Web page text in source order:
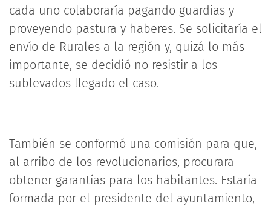
cada uno colaboraría pagando guardias y
proveyendo pastura y haberes. Se solicitaría el
envío de Rurales a la región y, quizá lo más
importante, se decidió no resistir a los
sublevados llegado el caso.
También se conformó una comisión para que,
al arribo de los revolucionarios, procurara
obtener garantías para los habitantes. Estaría
formada por el presidente del ayuntamiento,